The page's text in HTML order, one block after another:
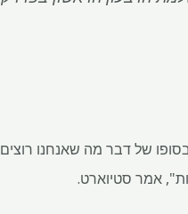
של דבר מה שאנחנו
אמר סטיוארט.